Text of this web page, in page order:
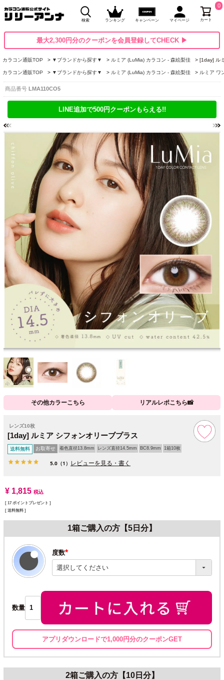
検索 ランキング キャンペーン マイページ カート
0
最大2,300円分のクーポンを会員登録してCHECK ▶
カラコン通販TOP ▼ブランドから探す▼ ルミア (LuMia) カラコン - 森絵梨佳 [1day] ル
カラコン通販TOP ▼ブランドから探す▼ ルミア (LuMia) カラコン - 森絵梨佳 ルミア ワ
商品番号 LMA110CO5
LINE追加で500円クーポンもらえる!!
その他カラーこちら リアルレポこちら📸
レンズ10枚
[1day] ルミア シフォンオリーブプラス
送料無料 お取寄せ 着色直径13.8mm レンズ直径14.5mm BC8.9mm 1箱10枚
5.0 （1） レビューを見る・書く
¥ 1,815 税込
[ 17 ポイントプレゼント ]
送料無料
1箱ご購入の方【5日分】
度数
(必
須)
数量
アプリダウンロードで1,000円分のクーポンGET
2箱ご購入の方【10日分】